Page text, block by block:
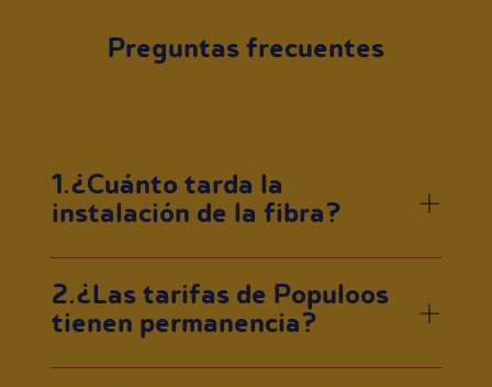
Preguntas frecuentes
1.¿Cuánto tarda la
instalación de la fibra?
2.¿Las tarifas de Populoos
tienen permanencia?